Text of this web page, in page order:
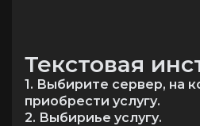
Текстовая
1. Выбирите сервер, на
приобрести услугу.
2. Выбириье услугу.